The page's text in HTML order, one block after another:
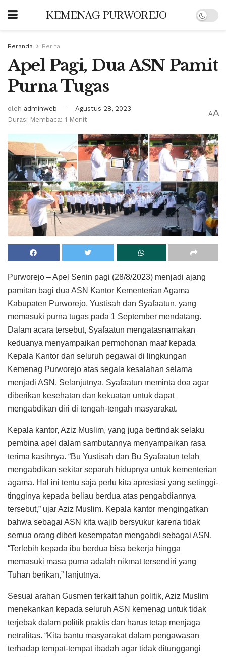
KEMENAG PURWOREJO
Beranda Berita
Apel Pagi, Dua ASN Pamit
Purna Tugas
oleh adminweb
Agustus 28, 2023
Durasi Membaca: 1 Menit
AA
Purworejo – Apel Senin pagi (28/8/2023) menjadi ajang
pamitan bagi dua ASN Kantor Kementerian Agama
Kabupaten Purworejo, Yustisah dan Syafaatun, yang
memasuki purna tugas pada 1 September mendatang.
Dalam acara tersebut, Syafaatun mengatasnamakan
keduanya menyampaikan permohonan maaf kepada
Kepala Kantor dan seluruh pegawai di lingkungan
Kemenag Purworejo atas segala kesalahan selama
menjadi ASN. Selanjutnya, Syafaatun meminta doa agar
diberikan kesehatan dan kekuatan untuk dapat
mengabdikan diri di tengah-tengah masyarakat.
Kepala kantor, Aziz Muslim, yang juga bertindak selaku
pembina apel dalam sambutannya menyampaikan rasa
terima kasihnya. “Bu Yustisah dan Bu Syafaatun telah
mengabdikan sekitar separuh hidupnya untuk kementerian
agama. Hal ini tentu saja perlu kita apresiasi yang setinggi-
tingginya kepada beliau berdua atas pengabdiannya
tersebut,” ujar Aziz Muslim. Kepala kantor mengingatkan
bahwa sebagai ASN kita wajib bersyukur karena tidak
semua orang diberi kesempatan mengabdi sebagai ASN.
“Terlebih kepada ibu berdua bisa bekerja hingga
memasuki masa purna adalah nikmat tersendiri yang
Tuhan berikan,” lanjutnya.
Sesuai arahan Gusmen terkait tahun politik, Aziz Muslim
menekankan kepada seluruh ASN kemenag untuk tidak
terjebak dalam politik praktis dan harus tetap menjaga
netralitas. “Kita bantu masyarakat dalam pengawasan
terhadap tempat-tempat ibadah agar tidak ditunggangi